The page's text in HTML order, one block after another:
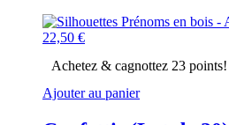
22,50 €
Achetez & cagnottez 23 points!
Ajouter au panier